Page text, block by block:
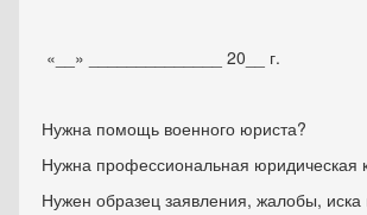
«__» ______________ 20__ г.
Нужна помощь военного юриста?
Нужна профессиональная юридическая
Нужен образец заявления, жалобы, иска